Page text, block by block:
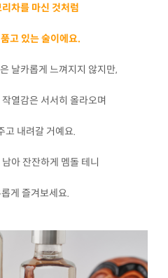
차를 마신 것처럼
고 있는 술이에요.
날카롭게 느껴지지 않지만,
열감은 서서히 올라오며
고 내려갈 거예요.
아 잔잔하게 멤돌 테니
게 즐겨보세요.